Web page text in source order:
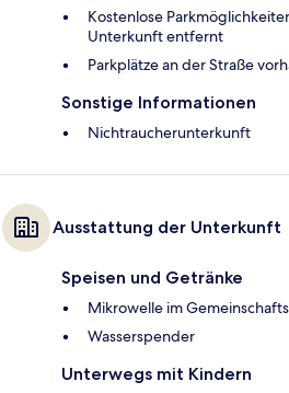
Kostenlose
Unterkunft entfernt
Parkplätze an der Straße
Sonstige Informationen
Nichtraucherunterkunft
Ausstattung der Unterkunft
Speisen und Getränke
Mikrowelle im
Wasserspender
Unterwegs mit Kindern